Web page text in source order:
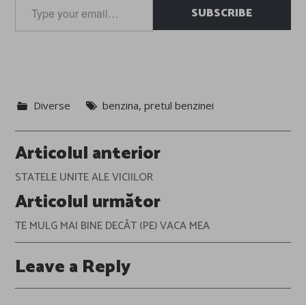
your
email…
SUBSCRIBE
Diverse benzina,pretul benzinei
Post
navigation
Articolul anterior
STATELE UNITE ALE VICIILOR
Articolul următor
TE MULG MAI BINE DECÂT (PE) VACA MEA
Leave a Reply